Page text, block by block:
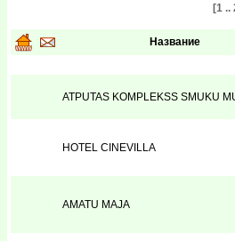
[1 ..
Название
ATPUTAS KOMPLEKSS SMUKU
HOTEL CINEVILLA
AMATU MAJA